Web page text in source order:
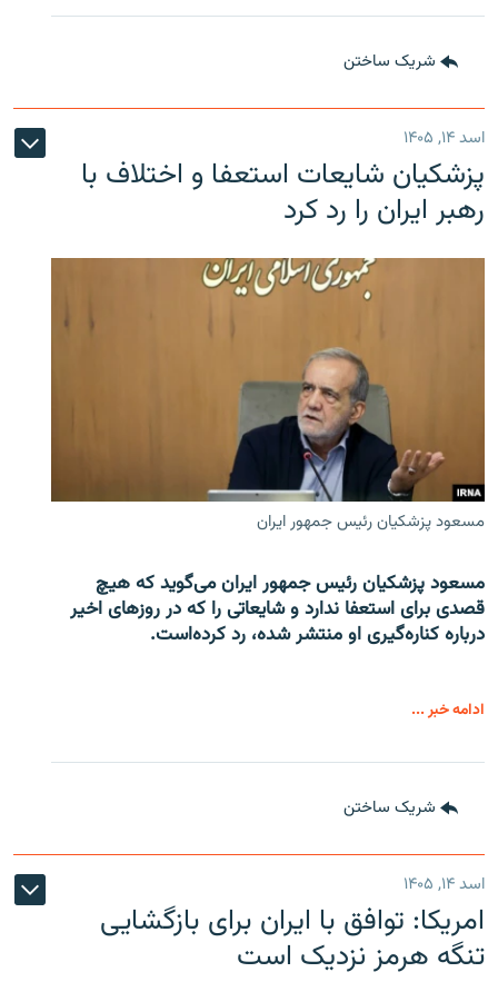
شریک ساختن
اسد ۱۴, ۱۴۰۵
پزشکیان شایعات استعفا و اختلاف با
رهبر ایران را رد کرد
مسعود پزشکیان رئیس جمهور ایران
مسعود پزشکیان رئیس جمهور ایران می‌گوید که هیچ
قصدی برای استعفا ندارد و شایعاتی را که در روزهای اخیر
درباره کناره‌گیری او منتشر شده، رد کرده‌است.
ادامه خبر ...
شریک ساختن
اسد ۱۴, ۱۴۰۵
امریکا: توافق با ایران برای بازگشایی
تنگه هرمز نزدیک است